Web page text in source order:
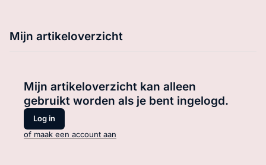
Mijn artikeloverzicht
Mijn artikeloverzicht kan alleen
gebruikt worden als je bent ingelogd.
Log in
of maak een account aan